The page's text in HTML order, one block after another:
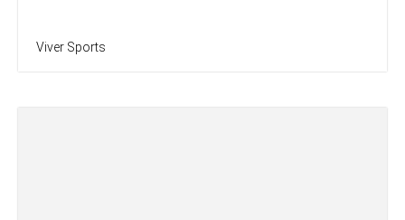
Viver Sports